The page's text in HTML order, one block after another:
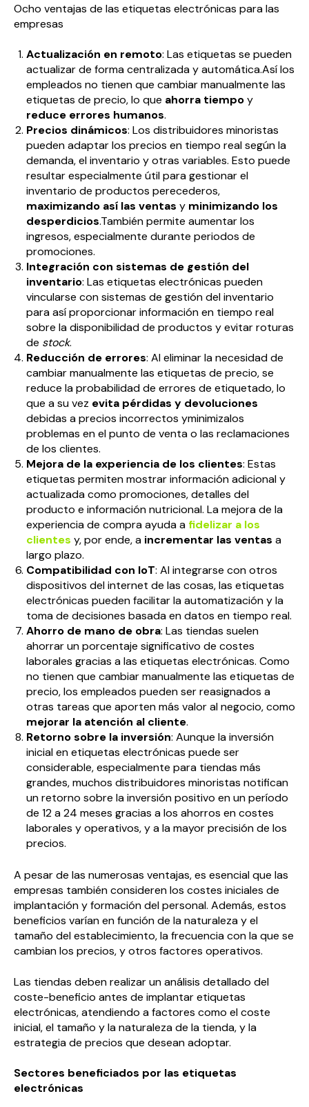
Ocho ventajas de las etiquetas electrónicas para las
empresas
Actualización en remoto: Las etiquetas se pueden
actualizar de forma centralizada y automática.Así los
empleados no tienen que cambiar manualmente las
etiquetas de precio, lo que ahorra tiempoy
reduce errores humanos.
Precios dinámicos: Los distribuidores minoristas
pueden adaptar los precios en tiempo real según la
demanda, el inventario y otras variables. Esto puede
resultar especialmente útil para gestionar el
inventario de productos perecederos,
maximizando así las ventas y minimizando los
desperdicios.También permite aumentar los
ingresos, especialmente durante periodos de
promociones.
Integración con sistemas de gestión del
inventario: Las etiquetas electrónicas pueden
vincularse con sistemas de gestión del inventario
para así proporcionar información en tiempo real
sobre la disponibilidad de productos y evitar roturas
de stock.
Reducción de errores: Al eliminar la necesidad de
cambiar manualmente las etiquetas de precio, se
reduce la probabilidad de errores de etiquetado, lo
que a su vez evita pérdidas y devoluciones
debidas a precios incorrectos yminimizalos
problemas en el punto de venta o las reclamaciones
de los clientes.
Mejora de la experiencia de los clientes: Estas
etiquetas permiten mostrar información adicional y
actualizada como promociones, detalles del
producto e información nutricional. La mejora de la
experiencia de compra ayuda a fidelizar a los
clientes y, por ende, a incrementar las ventas a
largo plazo.
Compatibilidad con IoT: Al integrarse con otros
dispositivos del internet de las cosas, las etiquetas
electrónicas pueden facilitar la automatización y la
toma de decisiones basada en datos en tiempo real.
Ahorro de mano de obra: Las tiendas suelen
ahorrar un porcentaje significativo de costes
laborales gracias a las etiquetas electrónicas. Como
no tienen que cambiar manualmente las etiquetas de
precio, los empleados pueden ser reasignados a
otras tareas que aporten más valor al negocio, como
mejorar la atención al cliente.
Retorno sobre la inversión: Aunque la inversión
inicial en etiquetas electrónicas puede ser
considerable, especialmente para tiendas más
grandes, muchos distribuidores minoristas notifican
un retorno sobre la inversión positivo en un período
de 12 a 24 meses gracias a los ahorros en costes
laborales y operativos, y a la mayor precisión de los
precios.
A pesar de las numerosas ventajas, es esencial que las
empresas también consideren los costes iniciales de
implantación y formación del personal. Además, estos
beneficios varían en función de la naturaleza y el
tamaño del establecimiento, la frecuencia con la que se
cambian los precios, y otros factores operativos.
Las tiendas deben realizar un análisis detallado del
coste-beneficio antes de implantar etiquetas
electrónicas, atendiendo a factores como el coste
inicial, el tamaño y la naturaleza de la tienda, y la
estrategia de precios que desean adoptar.
Sectores beneficiados por las etiquetas
electrónicas